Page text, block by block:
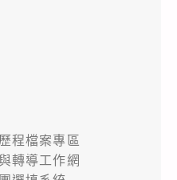
程檔案專區
轉導工作網